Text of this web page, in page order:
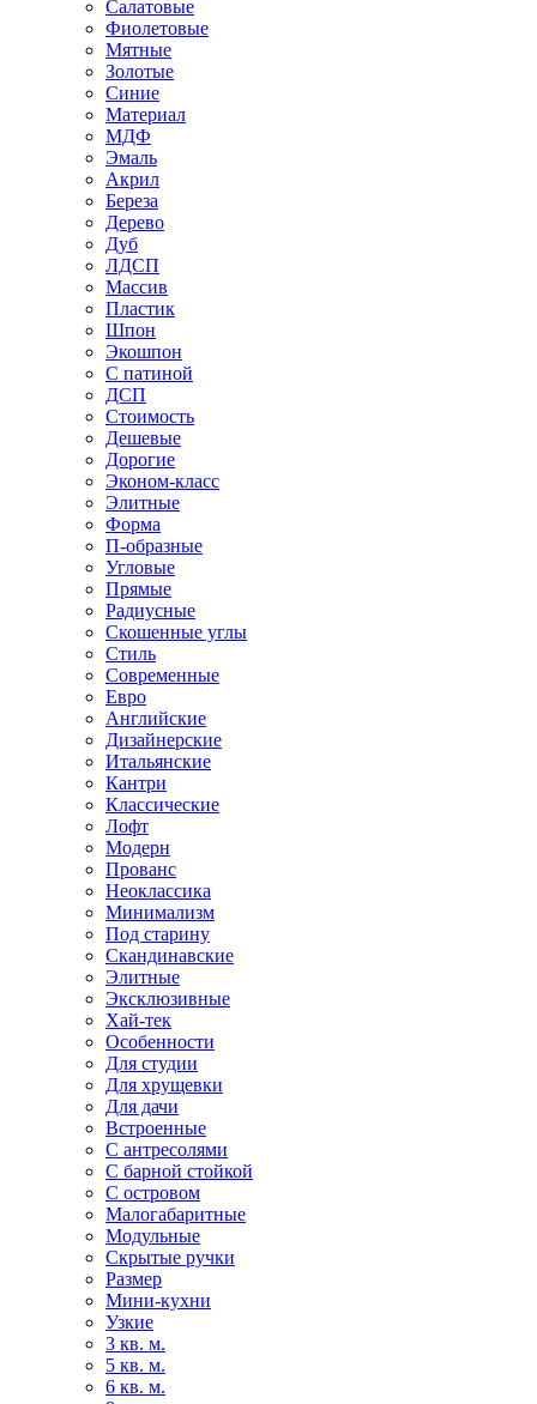
Салатовые
Фиолетовые
Мятные
Золотые
Синие
Материал
МДФ
Эмаль
Акрил
Береза
Дерево
Дуб
ЛДСП
Массив
Пластик
Шпон
Экошпон
С патиной
ДСП
Стоимость
Дешевые
Дорогие
Эконом-класс
Элитные
Форма
П-образные
Угловые
Прямые
Радиусные
Скошенные углы
Стиль
Современные
Евро
Английские
Дизайнерские
Итальянские
Кантри
Классические
Лофт
Модерн
Прованс
Неоклассика
Минимализм
Под старину
Скандинавские
Элитные
Эксклюзивные
Хай-тек
Особенности
Для студии
Для хрущевки
Для дачи
Встроенные
С антресолями
С барной стойкой
С островом
Малогабаритные
Модульные
Скрытые ручки
Размер
Мини-кухни
Узкие
3 кв. м.
5 кв. м.
6 кв. м.